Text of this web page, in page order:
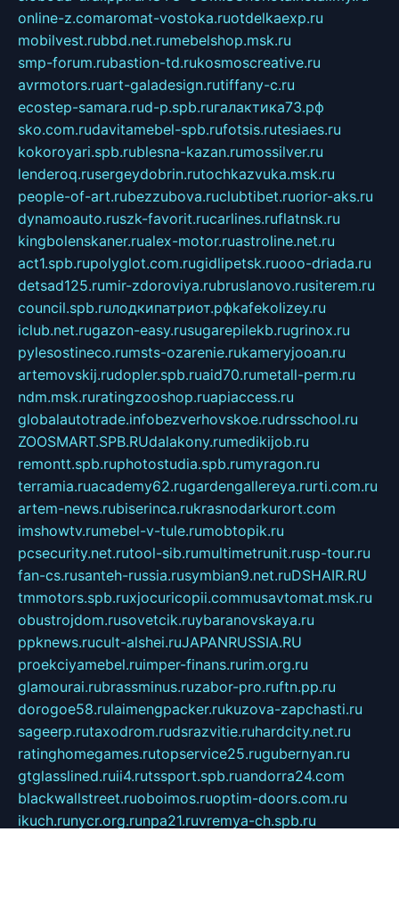
online-z.comaromat-vostoka.ruotdelkaexp.ru
mobilvest.rubbd.net.rumebelshop.msk.ru
smp-forum.rubastion-td.rukosmoscreative.ru
avrmotors.ruart-galadesign.rutiffany-c.ru
ecostep-samara.rud-p.spb.ruгалактика73.рф
sko.com.rudavitamebel-spb.rufotsis.rutesiaes.ru
kokoroyari.spb.rublesna-kazan.rumossilver.ru
lenderoq.rusergeydobrin.rutochkazvuka.msk.ru
people-of-art.rubezzubova.ruclubtibet.ruorior-aks.ru
dynamoauto.ruszk-favorit.rucarlines.ruflatnsk.ru
kingbolenskaner.rualex-motor.ruastroline.net.ru
act1.spb.rupolyglot.com.rugidlipetsk.ruooo-driada.ru
detsad125.rumir-zdoroviya.rubruslanovo.rusiterem.ru
council.spb.ruлодкипатриот.рфkafekolizey.ru
iclub.net.rugazon-easy.rusugarepilekb.rugrinox.ru
pylesostineco.rumsts-ozarenie.rukameryjooan.ru
artemovskij.rudopler.spb.ruaid70.rumetall-perm.ru
ndm.msk.ruratingzooshop.ruapiaccess.ru
globalautotrade.infobezverhovskoe.rudrsschool.ru
ZOOSMART.SPB.RUdalakony.rumedikijob.ru
remontt.spb.ruphotostudia.spb.rumyragon.ru
terramia.ruacademy62.rugardengallereya.rurti.com.ru
artem-news.rubiserinca.rukrasnodarkurort.com
imshowtv.rumebel-v-tule.rumobtopik.ru
pcsecurity.net.rutool-sib.rumultimetrunit.rusp-tour.ru
fan-cs.rusanteh-russia.rusymbian9.net.ruDSHAIR.RU
tmmotors.spb.ruxjocuricopii.commusavtomat.msk.ru
obustrojdom.rusovetcik.ruybaranovskaya.ru
ppknews.rucult-alshei.ruJAPANRUSSIA.RU
proekciyamebel.ruimper-finans.rurim.org.ru
glamourai.rubrassminus.ruzabor-pro.ruftn.pp.ru
dorogoe58.rulaimengpacker.rukuzova-zapchasti.ru
sageerp.rutaxodrom.rudsrazvitie.ruhardcity.net.ru
ratinghomegames.rutopservice25.rugubernyan.ru
gtglasslined.ruii4.rutssport.spb.ruandorra24.com
blackwallstreet.ruoboimos.ruoptim-doors.com.ru
ikuch.runycr.org.runpa21.ruvremya-ch.spb.ru